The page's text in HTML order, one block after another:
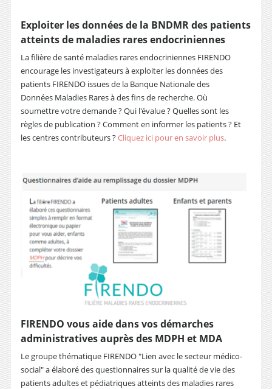
Exploiter les données de la BNDMR des patients
atteints de maladies rares endocriniennes
La filière de santé maladies rares endocriniennes FIRENDO
encourage les investigateurs à exploiter les données des
patients FIRENDO issues de la Banque Nationale des
Données Maladies Rares à des fins de recherche. Où
soumettre votre demande ? Qui l'évalue ? Quelles sont les
règles de publication ? Comment en informer les patients ? Et
les centres contributeurs ?Cliquez ici pour en savoir plus.
FIRENDO vous aide dans vos démarches
administratives auprès des MDPH et MDA
Le groupe thématique FIRENDO "Lien avec le secteur médico-
social" a élaboré des questionnaires sur la qualité de vie des
patients adultes et pédiatriques atteints des maladies rares